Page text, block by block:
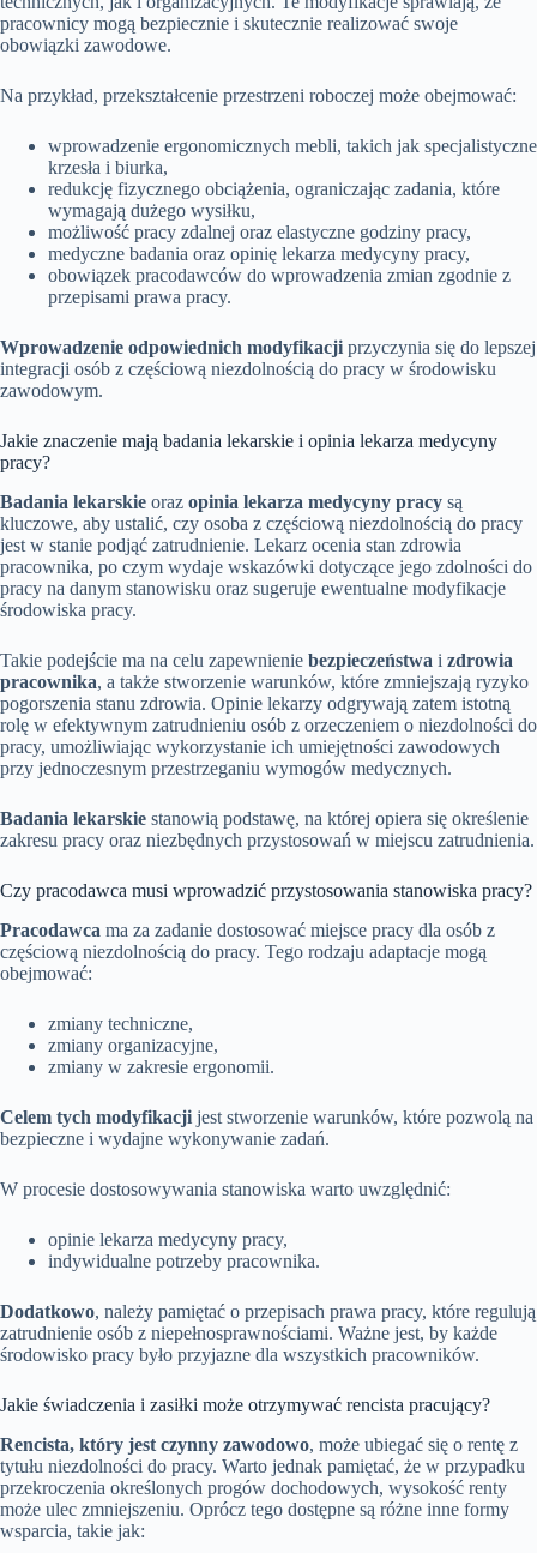
pracownicy mogą bezpiecznie i skutecznie realizować swoje
obowiązki zawodowe.
Na przykład, przekształcenie przestrzeni roboczej może obejmować:
wprowadzenie ergonomicznych mebli, takich jak specjalistyczne
krzesła i biurka,
redukcję fizycznego obciążenia, ograniczając zadania, które
wymagają dużego wysiłku,
możliwość pracy zdalnej oraz elastyczne godziny pracy,
medyczne badania oraz opinię lekarza medycyny pracy,
obowiązek pracodawców do wprowadzenia zmian zgodnie z
przepisami prawa pracy.
Wprowadzenie odpowiednich modyfikacji przyczynia się do lepszej
integracji osób z częściową niezdolnością do pracy w środowisku
zawodowym.
Jakie znaczenie mają badania lekarskie i opinia lekarza medycyny
pracy?
Badania lekarskie oraz opinia lekarza medycyny pracy są
kluczowe, aby ustalić, czy osoba z częściową niezdolnością do pracy
jest w stanie podjąć zatrudnienie. Lekarz ocenia stan zdrowia
pracownika, po czym wydaje wskazówki dotyczące jego zdolności do
pracy na danym stanowisku oraz sugeruje ewentualne modyfikacje
środowiska pracy.
Takie podejście ma na celu zapewnienie bezpieczeństwa i zdrowia
pracownika, a także stworzenie warunków, które zmniejszają ryzyko
pogorszenia stanu zdrowia. Opinie lekarzy odgrywają zatem istotną
rolę w efektywnym zatrudnieniu osób z orzeczeniem o niezdolności do
pracy, umożliwiając wykorzystanie ich umiejętności zawodowych
przy jednoczesnym przestrzeganiu wymogów medycznych.
Badania lekarskie stanowią podstawę, na której opiera się określenie
zakresu pracy oraz niezbędnych przystosowań w miejscu zatrudnienia.
Czy pracodawca musi wprowadzić przystosowania stanowiska pracy?
Pracodawca ma za zadanie dostosować miejsce pracy dla osób z
częściową niezdolnością do pracy. Tego rodzaju adaptacje mogą
obejmować:
zmiany techniczne,
zmiany organizacyjne,
zmiany w zakresie ergonomii.
Celem tych modyfikacji jest stworzenie warunków, które pozwolą na
bezpieczne i wydajne wykonywanie zadań.
W procesie dostosowywania stanowiska warto uwzględnić:
opinie lekarza medycyny pracy,
indywidualne potrzeby pracownika.
Dodatkowo, należy pamiętać o przepisach prawa pracy, które regulują
zatrudnienie osób z niepełnosprawnościami. Ważne jest, by każde
środowisko pracy było przyjazne dla wszystkich pracowników.
Jakie świadczenia i zasiłki może otrzymywać rencista pracujący?
Rencista, który jest czynny zawodowo, może ubiegać się o rentę z
tytułu niezdolności do pracy. Warto jednak pamiętać, że w przypadku
przekroczenia określonych progów dochodowych, wysokość renty
może ulec zmniejszeniu. Oprócz tego dostępne są różne inne formy
wsparcia, takie jak: